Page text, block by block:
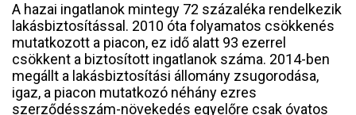
A hazai ingatlanok mintegy 72 százaléka rendelkezik
lakásbiztosítással. 2010 óta folyamatos csökkenés
mutatkozott a piacon, ez idő alatt 93 ezerrel
csökkent a biztosított ingatlanok száma. 2014-ben
megállt a lakásbiztosítási állomány zsugorodása,
igaz, a piacon mutatkozó néhány ezres
szerződésszám-növekedés egyelőre csak óvatos